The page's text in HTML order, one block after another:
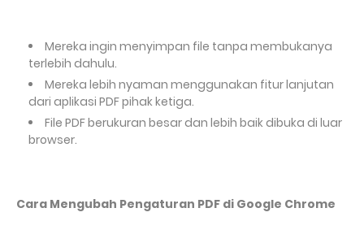
Mereka ingin menyimpan file tanpa membukanya
terlebih dahulu.
Mereka lebih nyaman menggunakan fitur lanjutan
dari aplikasi PDF pihak ketiga.
File PDF berukuran besar dan lebih baik dibuka di luar
browser.
Cara Mengubah Pengaturan PDF di Google Chrome